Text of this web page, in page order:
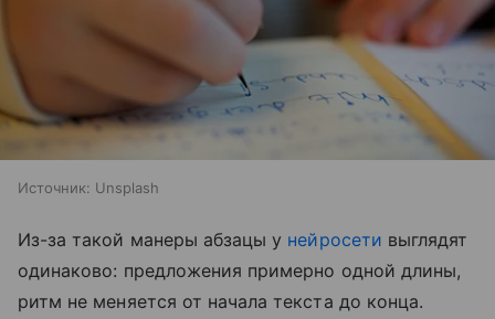
Источник: Unsplash
Из-за такой манеры абзацы у нейросети выглядят
одинаково: предложения примерно одной длины,
ритм не меняется от начала текста до конца.